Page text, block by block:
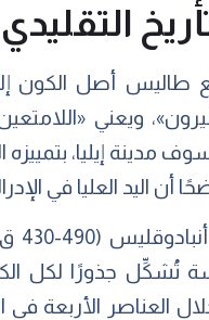
طاليس أصل الكون
مدينة إيليا،
أن اليد العليا في
تُشكِّل جذورًا لكل
العناصر الأربعة